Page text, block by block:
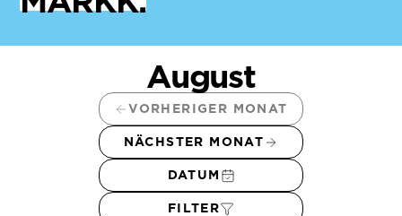
August
VORHERIGER MONAT
NÄCHSTER MONAT
DATUM
FILTER